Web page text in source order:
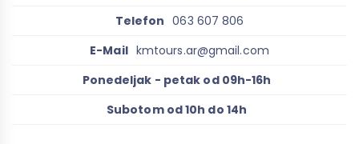
Telefon 063 607 806
E-Mail kmtours.ar@gmail.com
Ponedeljak - petak od 09h-16h
Subotom od 10h do 14h